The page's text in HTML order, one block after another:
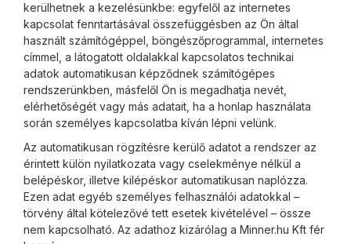
kerülhetnek a kezelésünkbe: egyfelől az internetes
kapcsolat fenntartásával összefüggésben az Ön által
használt számítógéppel, böngészőprogrammal, internetes
címmel, a látogatott oldalakkal kapcsolatos technikai
adatok automatikusan képződnek számítógépes
rendszerünkben, másfelől Ön is megadhatja nevét,
elérhetőségét vagy más adatait, ha a honlap használata
során személyes kapcsolatba kíván lépni velünk.
Az automatikusan rögzítésre kerülő adatot a rendszer az
érintett külön nyilatkozata vagy cselekménye nélkül a
belépéskor, illetve kilépéskor automatikusan naplózza.
Ezen adat egyéb személyes felhasználói adatokkal –
törvény által kötelezővé tett esetek kivételével – össze
nem kapcsolható. Az adathoz kizárólag a Minner.hu Kft fér